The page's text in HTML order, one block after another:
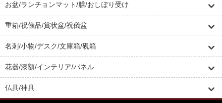
お盆/ランチョンマット/膳/おしぼり受け
重箱/祝儀品/賞状盆/祝儀盆
名刺/小物/デスク/文庫箱/硯箱
花器/漆額/インテリア/パネル
仏具/神具